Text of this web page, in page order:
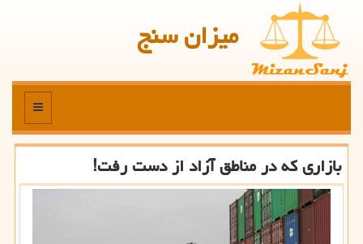
میزان سنج
منو
بازاری كه در مناطق آزاد از دست رفت!